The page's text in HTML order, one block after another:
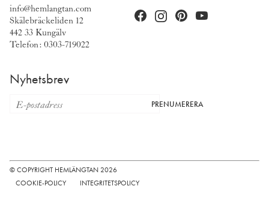
info@hemlangtan.com
Skälebräckeliden 12
442 33 Kungälv
Telefon: 0303-719022
Nyhetsbrev
PRENUMERERA
© COPYRIGHT HEMLÄNGTAN 2026
COOKIE-POLICY
INTEGRITETSPOLICY